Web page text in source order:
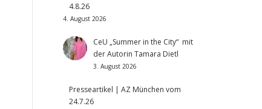
4.8.26
4. August 2026
CeU „Summer in the City“ mit
der Autorin Tamara Dietl
3. August 2026
Presseartikel | AZ München vom
24.7.26